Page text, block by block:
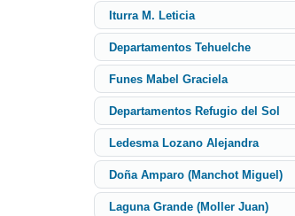
Iturra M. Leticia
Departamentos Tehuelche
Funes Mabel Graciela
Departamentos Refugio del Sol
Ledesma Lozano Alejandra
Doña Amparo (Manchot Miguel)
Laguna Grande (Moller Juan)